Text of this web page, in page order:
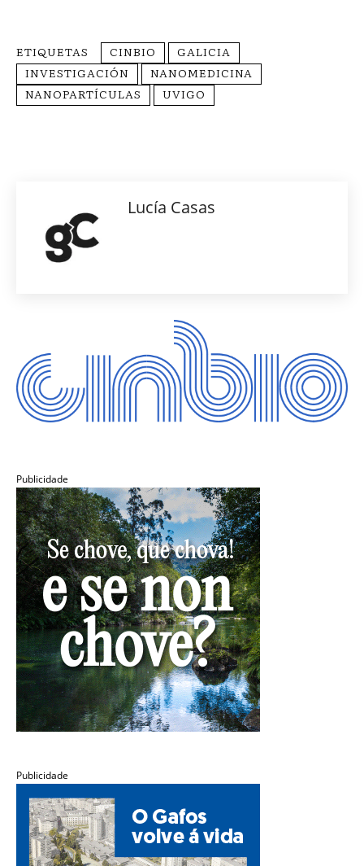
ETIQUETAS CINBIO
GALICIA
INVESTIGACIÓN
NANOMEDICINA
NANOPARTÍCULAS
UVIGO
Lucía Casas
Publicidade
Publicidade